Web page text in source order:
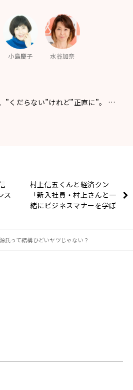
小島慶子 水谷加奈
”くだらない”けれど”正直に”。 …
ス
村上信五くんと経済クン
「新入社員・村上さんと一
緒にビジネスマナーを学ぼ
氏って結構ひどいヤツじゃない？